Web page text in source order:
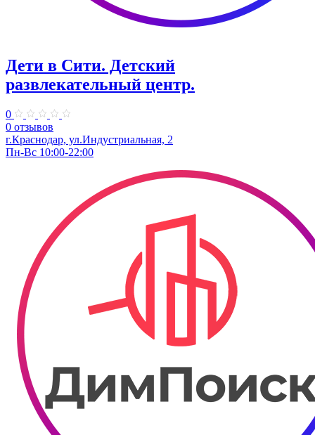
Дети в Сити. ​Детский
развлекательный центр.
0
0 отзывов
г.Краснодар, ул.Индустриальная, 2
Пн-Вс 10:00-22:00